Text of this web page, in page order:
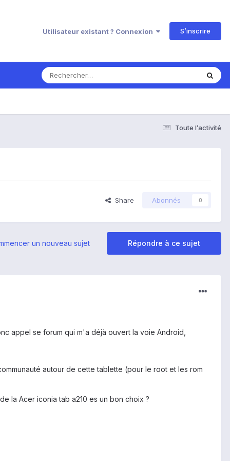
Utilisateur existant ? Connexion S’inscrire
Toute l’activité
Share Abonnés 0
Répondre à ce sujet
un nouveau sujet
appel se forum qui m'a déjà ouvert la voie Android,
autour de cette tablette (pour le root et les rom
la Acer iconia tab a210 es un bon choix ?